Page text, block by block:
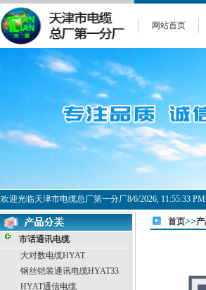
网站首页
欢迎光临天津市电缆总厂第一分厂8/6/2026, 11:55:34
市话通讯电缆
大对数电缆HYAT
钢丝铠装通讯电缆HYAT33
HYAT通信电缆
首页>>